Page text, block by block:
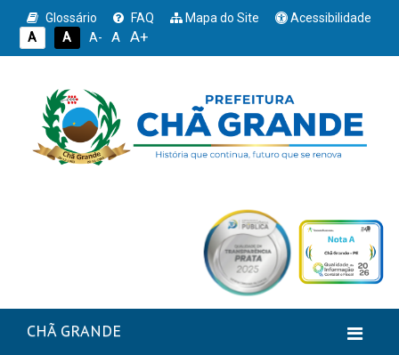
Glossário FAQ Mapa do Site
Acessibilidade
A
A A- A A+
CHÃ GRANDE